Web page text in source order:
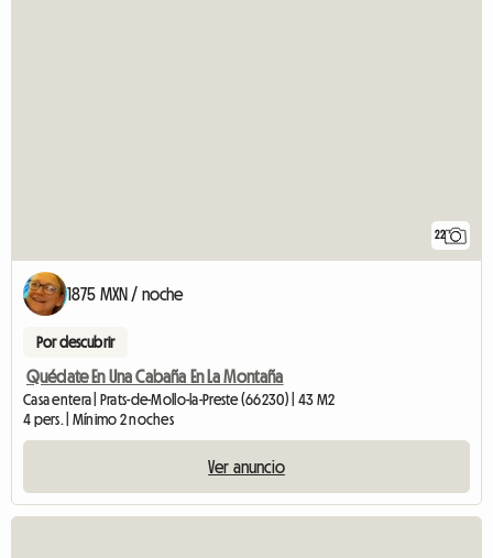
22
1875 MXN / noche
Por descubrir
Quédate En Una Cabaña En La Montaña
Casa entera | Prats-de-Mollo-la-Preste (66230) | 43 M2
4 pers. | Mínimo 2 noches
Ver anuncio